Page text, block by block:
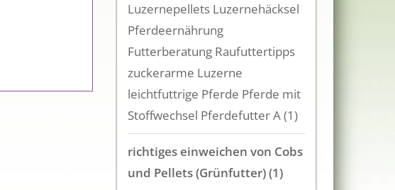
Luzernepellets Luzernehäcksel
Pferdeernährung
Futterberatung Raufuttertipps
zuckerarme Luzerne
leichtfuttrige Pferde Pferde mit
Stoffwechsel Pferdefutter A(1)
richtiges einweichen von Cobs
und Pellets (Grünfutter)(1)